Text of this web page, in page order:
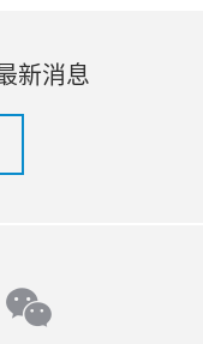
新消息
wechat